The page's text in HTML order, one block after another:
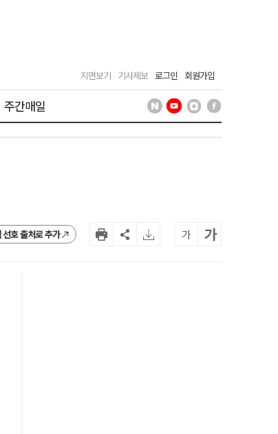
지면보기 기사제보 로그인 회원가입
주간매일
호 출처로 추가 가 가